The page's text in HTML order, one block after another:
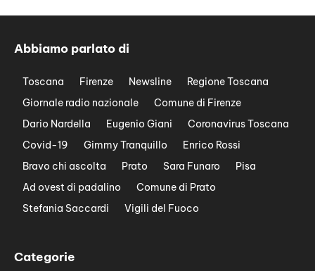
Abbiamo parlato di
Toscana Firenze Newsline
Regione Toscana
Giornale radio nazionale
Comune di Firenze
Dario Nardella
Eugenio Giani
Coronavirus Toscana
Covid-19
Gimmy Tranquillo
Enrico Rossi
Bravo chi ascolta
Prato Sara Funaro
Pisa
Ad ovest di padalino
Comune di Prato
Stefania Saccardi
Vigili del Fuoco
Categorie